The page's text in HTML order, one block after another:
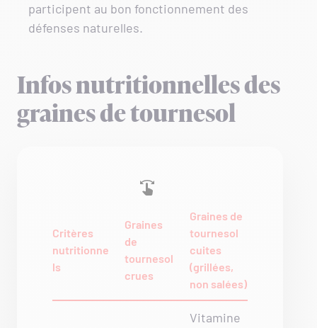
participent au bon fonctionnement des
défenses naturelles.
Infos nutritionnelles des
graines de tournesol
Critères
nutritionne
ls
Graines
de
tournesol
crues
Graines de
tournesol
cuites
(grillées,
non salées)
Vitamine